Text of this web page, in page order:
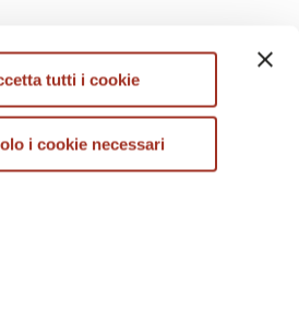
tutti i cookie
i cookie necessari